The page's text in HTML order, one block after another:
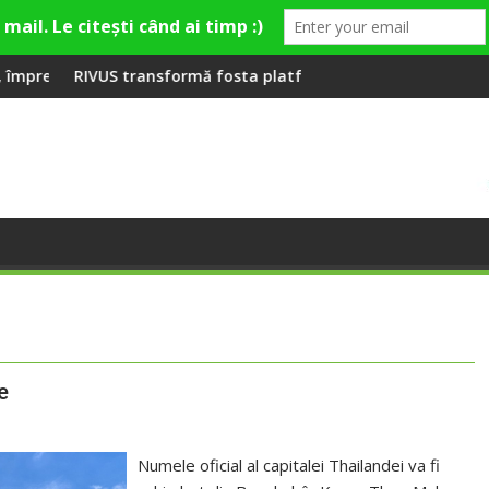
la Fashion Village
fosta platformă Carbochim într-un nou centru
Numele oficial al capitalei Thailandei va fi